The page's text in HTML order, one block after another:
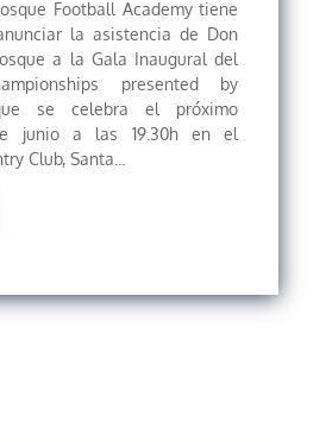
Football Academy tiene
la asistencia de Don
a la Gala Inaugural del
presented by
se celebra el próximo
junio a las 19.30h en el
Club, Santa...